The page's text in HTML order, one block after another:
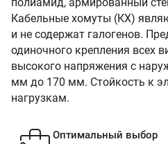
Кабельные хомуты (КХ)
и не содержат галогенов.
одиночного крепления всех
высокого напряжения с
мм до 170 мм. Стойкость к
нагрузкам.
Оптимальный выбор